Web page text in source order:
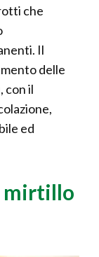
che
Il
delle
con il
ed
mirtillo